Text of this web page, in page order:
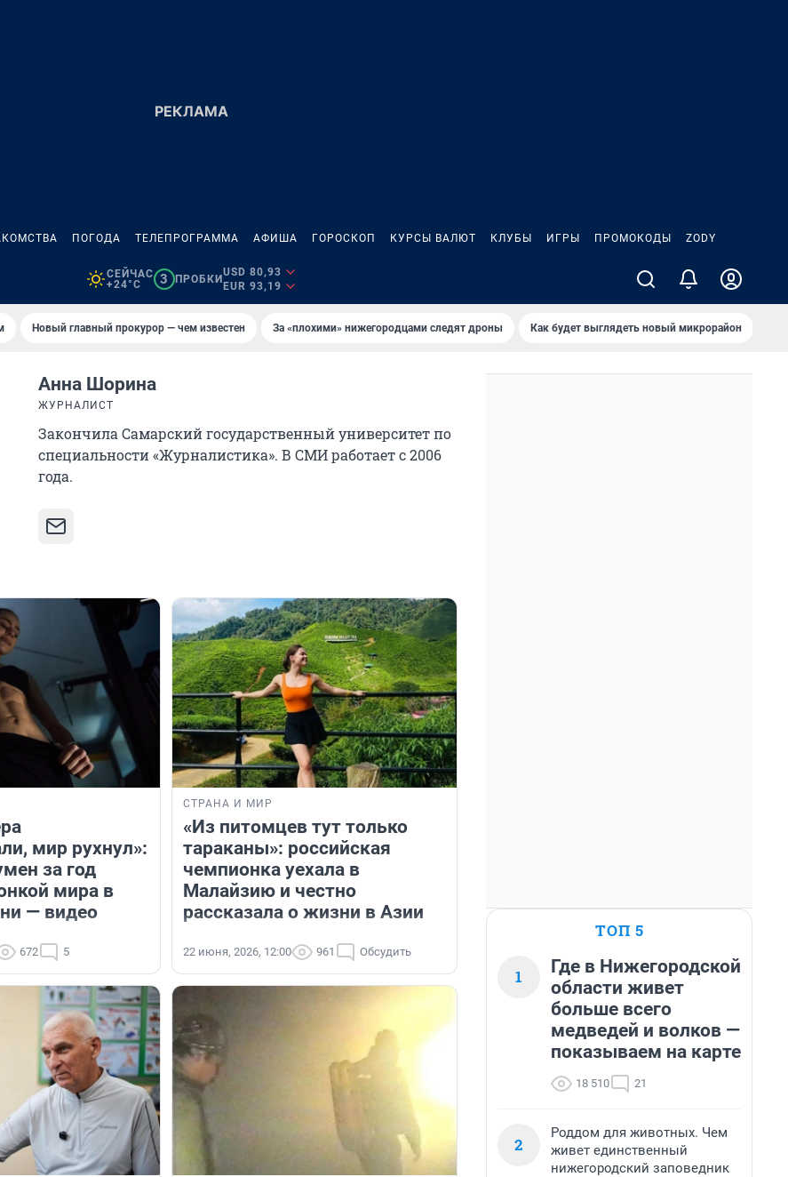
ПОГОДА ТЕЛЕПРОГРАММА АФИША ГОРОСКОП КУРСЫ ВАЛЮТ КЛУБЫ ИГРЫ ПРОМОКОДЫ ZODY
СЕЙЧАС
+24°C
3 ПРОБКИ
USD 80,93
EUR 93,19
Новый главный прокурор — чем известен За «плохими» нижегородцами следят дроны Как будет выглядеть новый микрорайон
Анна Шорина
ЖУРНАЛИСТ
Закончила Самарский государственный университет по
специальности «Журналистика». В СМИ работает с 2006
года.
мир рухнул»:
за год
мира в
— видео
672 5
СТРАНА И МИР
«Из питомцев тут только
тараканы»: российская
чемпионка уехала в
Малайзию и честно
рассказала о жизни в Азии
22 июня, 2026, 12:00 961 Обсудить
ТОП 5
1
Где в Нижегородской
области живет
больше всего
медведей и волков —
показываем на карте
18 510 21
2
Роддом для животных. Чем
живет единственный
нижегородский заповедник